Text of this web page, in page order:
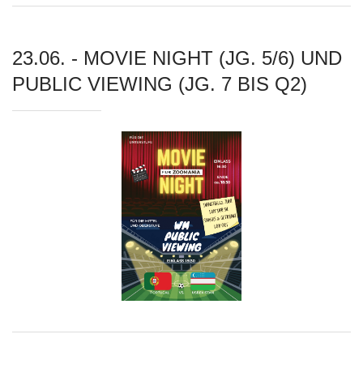
23.06. - MOVIE NIGHT (JG. 5/6) UND
PUBLIC VIEWING (JG. 7 BIS Q2)